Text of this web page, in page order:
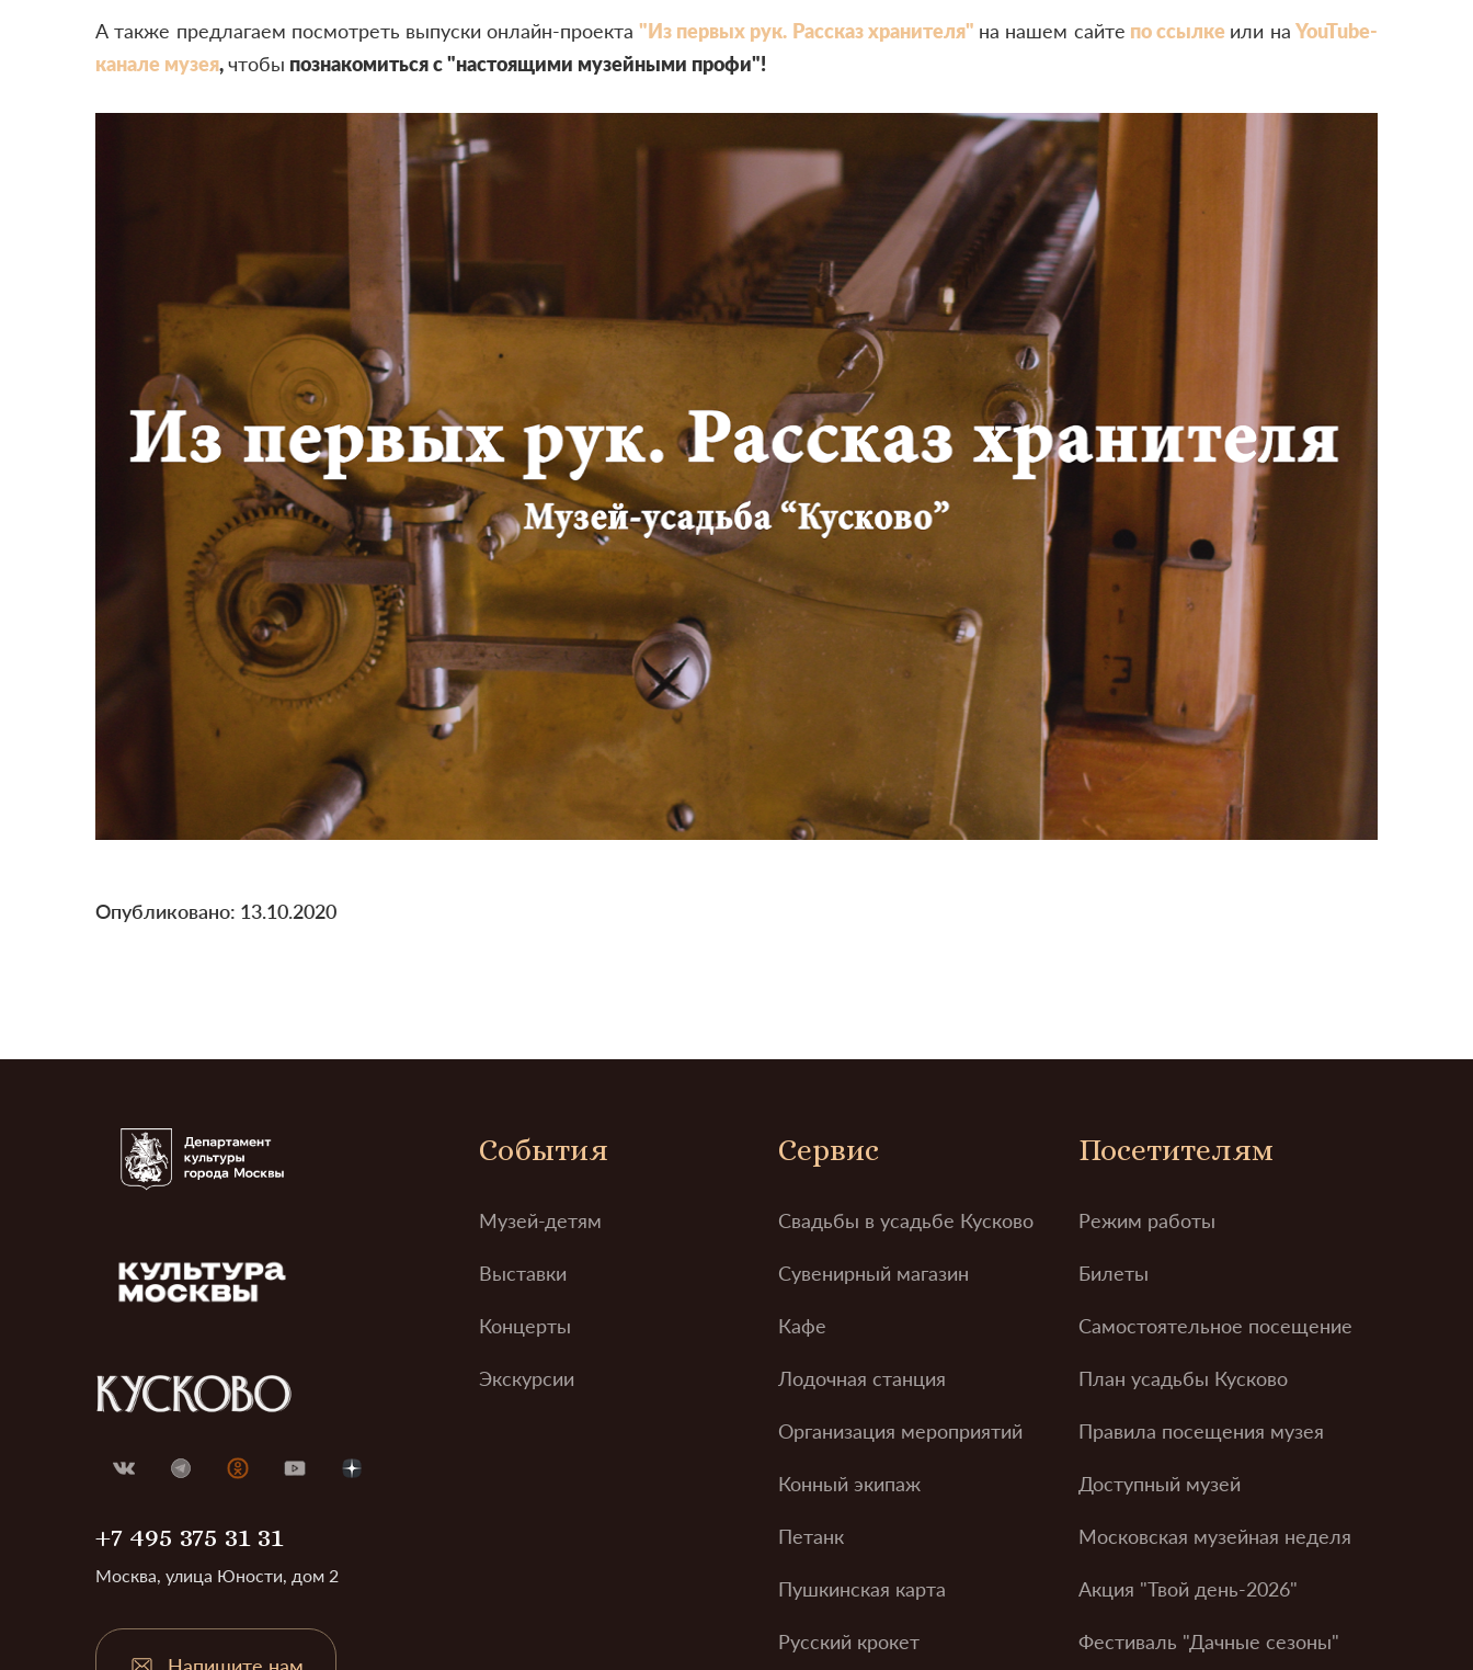
А также предлагаем посмотреть выпуски онлайн-проекта "Из первых рук. Рассказ хранителя" на нашем сайте по ссылке или на YouTube-
канале музея,чтобы познакомиться с "настоящими музейными профи"!
Опубликовано: 13.10.2020
+7 495 375 31 31
Москва, улица Юности, дом 2
События
Музей-детям
Выставки
Концерты
Экскурсии
Сервис
Свадьбы в усадьбе Кусково
Сувенирный магазин
Кафе
Лодочная станция
Организация мероприятий
Конный экипаж
Петанк
Пушкинская карта
Русский крокет
Посетителям
Режим работы
Билеты
Самостоятельное посещение
План усадьбы Кусково
Правила посещения музея
Доступный музей
Московская музейная неделя
Акция "Твой день-2026"
Фестиваль "Дачные сезоны"